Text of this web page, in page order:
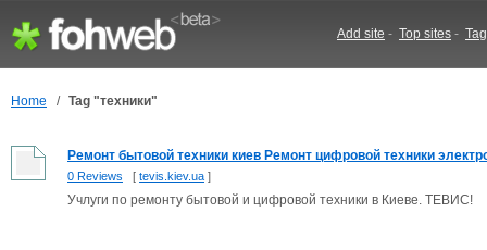
Add site - Top sites -
Home / Tag "техники"
Ремонт бытовой техники киев Ремонт цифровой техники
0 Reviews [ tevis.kiev.ua ]
Учлуги по ремонту бытовой и цифровой техники в Киеве. ТЕВИС!